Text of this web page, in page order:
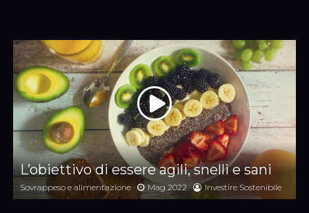
L’obiettivo di essere agili, snelli e sani
Sovrappeso e alimentazione Mag 2022 Investire Sostenibile